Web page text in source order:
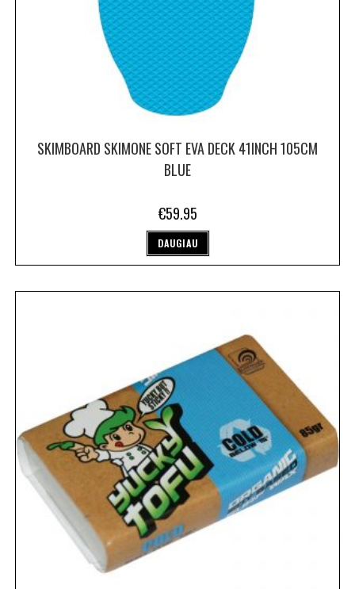
SKIMBOARD SKIMONE SOFT EVA DECK 41INCH 105CM
BLUE
€59.95
DAUGIAU